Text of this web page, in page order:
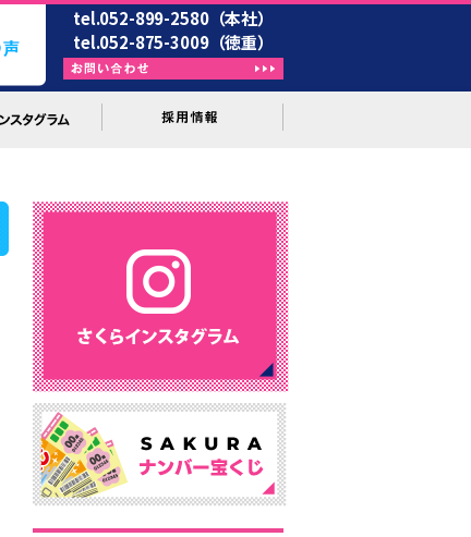
tel.052-899-2580（本社）
tel.052-875-3009（徳重）